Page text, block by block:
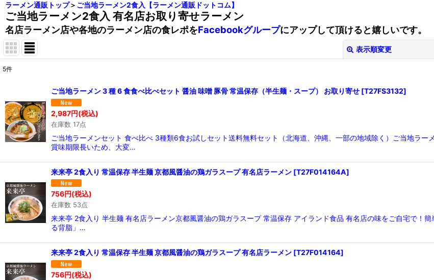
ラーメン通販トップ＞ ご当地ラーメン2食入【ラーメン通販ドットコム】
ご当地ラーメン2食入 有名店お取り寄せラーメン
名店ラーメン店や各地のラーメン店の食レポをFacebookグループにアップして頂けると嬉しいです。
表示順変更
在庫あり
並び順:
5件
ご当地ラーメン 3 種 6 食食べ比べセット 醤油 味噌 豚骨 常温保存（半生麺・スープ） お取り寄せ [T27FS3132]
2,987円(税込)
在庫数 17点
ご当地ラーメンセット 食べ比べ 3種類6食お試しセット送料無料セット（北海道、沖縄、一部の地域除く）ご当地ラ
賞味期限長いため、大変…
来来亭 2食入り 常温保存 半生麺 京都風醤油の鶏ガラスープ 有名店ラーメン [T27F014164A]
756円(税込)
在庫数 53点
来来亭 2食入り 半生麺 有名店ラーメン京都風醤油の鶏ガラスープ 常温保存 アイランド食品 有名店の味をご自宅で！
る背脂」…
来来亭 2食入り 常温保存 半生麺 京都風醤油の鶏ガラスープ 有名店ラーメン [T27F014164]
756円(税込)